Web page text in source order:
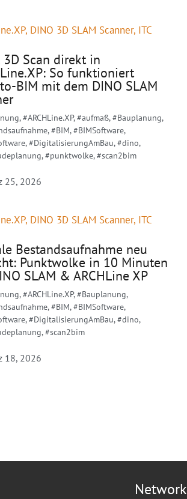
, DINO 3D SLAM Scanner, ITC
3D Scan direkt in
So funktioniert
BIM mit dem DINO SLAM
,#ARCHLine.XP,#aufmaß,#Bauplanung,
,#BIM,#BIMSoftware,
,#DigitalisierungAmBau,#dino,
,#punktwolke,#scan2bim
25, 2026
, DINO 3D SLAM Scanner, ITC
Bestandsaufnahme neu
Punktwolke in 10 Minuten
SLAM & ARCHLine XP
,#ARCHLine.XP,#Bauplanung,
,#BIM,#BIMSoftware,
,#DigitalisierungAmBau,#dino,
,#scan2bim
18, 2026
Network